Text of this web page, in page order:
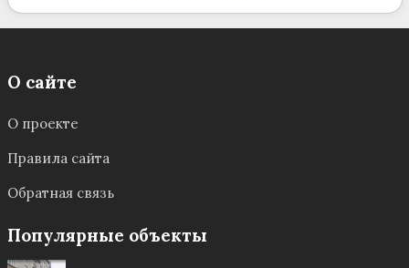
О сайте
О проекте
Правила сайта
Обратная связь
Популярные объекты